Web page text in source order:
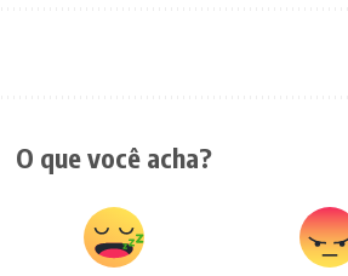
O que você acha?